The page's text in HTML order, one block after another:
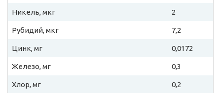
Никель, мкг 2
Рубидий, мкг 7,2
Цинк, мг 0,0172
Железо, мг 0,3
Хлор, мг 0,2